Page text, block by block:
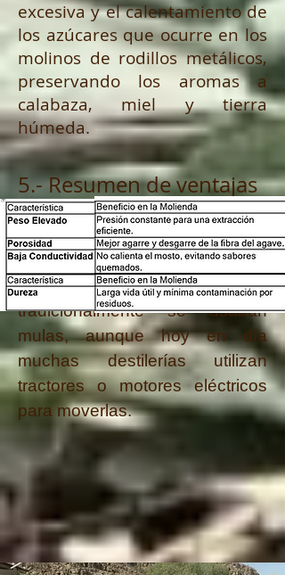
excesiva y el calentamiento de
los azúcares que ocurre en los
molinos de rodillos metálicos,
preservando los aromas a
calabaza, miel y tierra
húmeda.
5.- Resumen de ventajas
Una piedra de tahona típica
puede pesar entre 2 y 4
toneladas. El esfuerzo de
arrastre es tal que
tradicionalmente se usaban
mulas, aunque hoy en día
muchas destilerías utilizan
tractores o motores eléctricos
para moverlas.